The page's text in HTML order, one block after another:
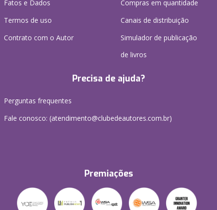
Fatos e Dados
Termos de uso
Contrato com o Autor
Compras em quantidade
Canais de distribuição
Simulador de publicação
de livros
Precisa de ajuda?
Perguntas frequentes
Fale conosco: (atendimento@clubedeautores.com.br)
Premiações